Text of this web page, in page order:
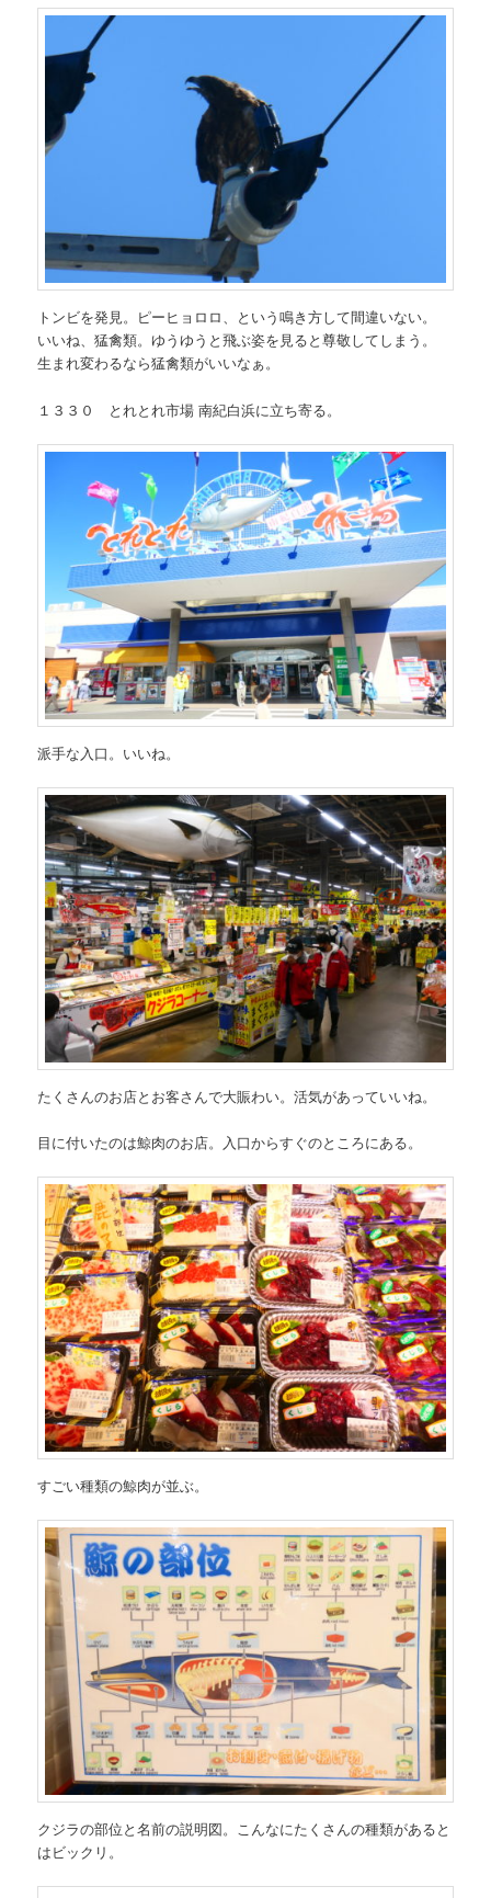
トンビを発見。ピーヒョロロ、という鳴き方して間違いない。
いいね、猛禽類。ゆうゆうと飛ぶ姿を見ると尊敬してしまう。
生まれ変わるなら猛禽類がいいなぁ。
１３３０ とれとれ市場 南紀白浜に立ち寄る。
派手な入口。いいね。
たくさんのお店とお客さんで大賑わい。活気があっていいね。
目に付いたのは鯨肉のお店。入口からすぐのところにある。
すごい種類の鯨肉が並ぶ。
クジラの部位と名前の説明図。こんなにたくさんの種類があると
はビックリ。